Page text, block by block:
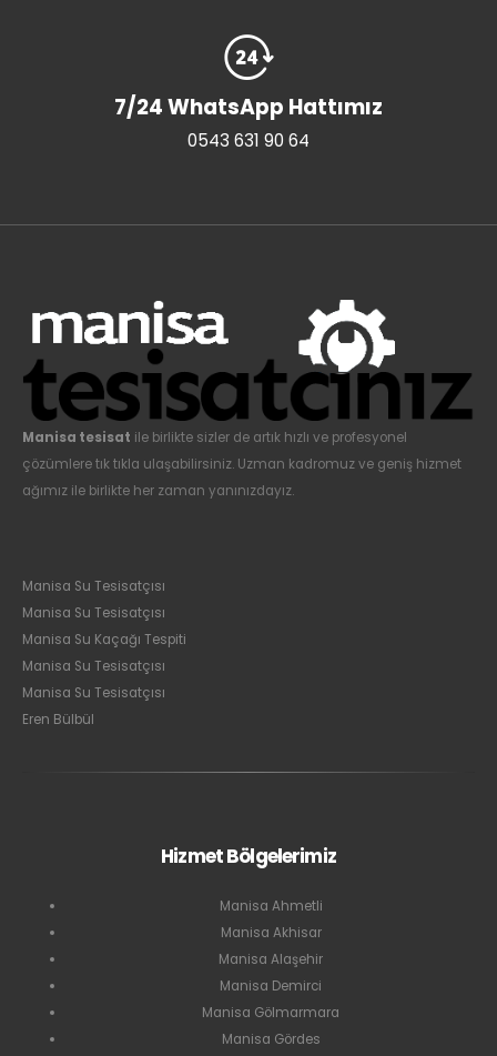
7/24 WhatsApp Hattımız
0543 631 90 64
Manisa tesisat ile birlikte sizler de artık hızlı ve profesyonel
çözümlere tık tıkla ulaşabilirsiniz. Uzman kadromuz ve geniş hizmet
ağımız ile birlikte her zaman yanınızdayız.
Manisa Su Tesisatçısı
Manisa Su Tesisatçısı
Manisa Su Kaçağı Tespiti
Manisa Su Tesisatçısı
Manisa Su Tesisatçısı
Eren Bülbül
Hizmet Bölgelerimiz
Manisa Ahmetli
Manisa Akhisar
Manisa Alaşehir
Manisa Demirci
Manisa Gölmarmara
Manisa Gördes